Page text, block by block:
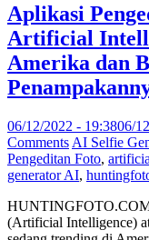
Aplikasi
Artificial
Amerika dan
06/12/2022 - 19:3806/
Comments AI Selfie
Pengeditan Foto,
generator AI,
(Artificial Intelligence)